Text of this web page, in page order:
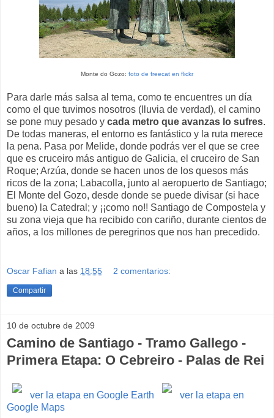
Monte do Gozo: foto de freecat en flickr
Para darle más salsa al tema, como te encuentres un día
como el que tuvimos nosotros (lluvia de verdad), el camino
se pone muy pesado y cada metro que avanzas lo sufres.
De todas maneras, el entorno es fantástico y la ruta merece
la pena. Pasa por Melide, donde podrás ver el que se cree
que es cruceiro más antiguo de Galicia, el cruceiro de San
Roque; Arzúa, donde se hacen unos de los quesos más
ricos de la zona; Labacolla, junto al aeropuerto de Santiago;
El Monte del Gozo, desde donde se puede divisar (si hace
bueno) la Catedral; y ¡¡como no!! Santiago de Compostela y
su zona vieja que ha recibido con cariño, durante cientos de
años, a los millones de peregrinos que nos han precedido.
Oscar Fafian a las 18:55 2 comentarios:
Compartir
10 de octubre de 2009
Camino de Santiago - Tramo Gallego -
Primera Etapa: O Cebreiro - Palas de Rei
ver la etapa en Google Earth
ver la etapa en
Google Maps